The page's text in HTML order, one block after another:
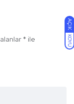
AÇIK
KOYU
* ile